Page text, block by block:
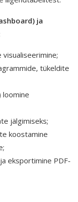
ja
tükeldite
loomine
jälgimiseks;
koostamine
eksportimine PDF-